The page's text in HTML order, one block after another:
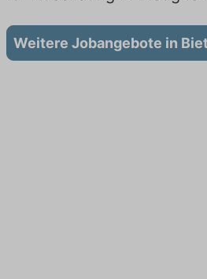
Weitere Jobangebote in